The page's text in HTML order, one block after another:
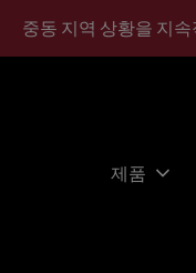
중동 지역 상황을 지
제품